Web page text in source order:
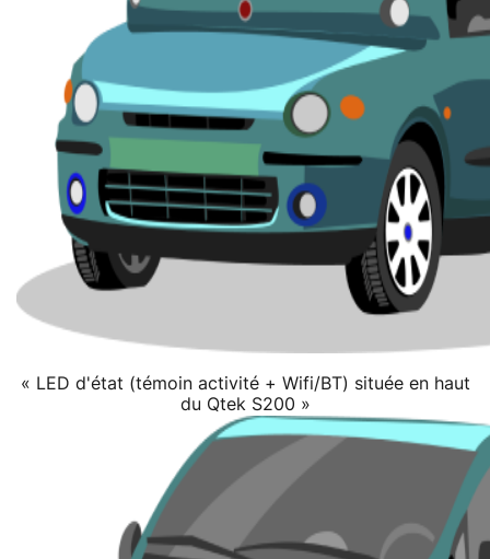
« LED d'état (témoin activité + Wifi/BT) située en haut
du Qtek S200 »